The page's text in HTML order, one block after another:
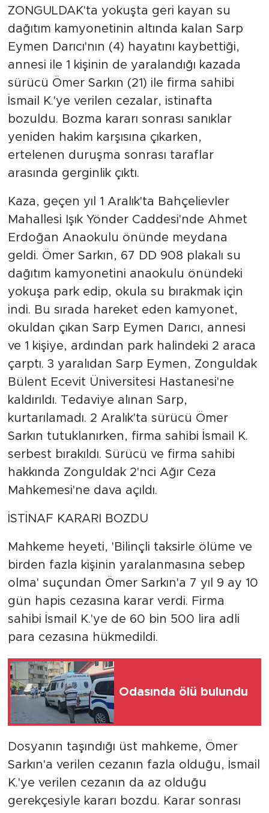
ZONGULDAK'ta yokuşta geri kayan su
dağıtım kamyonetinin altında kalan Sarp
Eymen Darıcı'nın (4) hayatını kaybettiği,
annesi ile 1 kişinin de yaralandığı kazada
sürücü Ömer Sarkın (21) ile firma sahibi
İsmail K.'ye verilen cezalar, istinafta
bozuldu. Bozma kararı sonrası sanıklar
yeniden hakim karşısına çıkarken,
ertelenen duruşma sonrası taraflar
arasında gerginlik çıktı.
Kaza, geçen yıl 1 Aralık'ta Bahçelievler
Mahallesi Işık Yönder Caddesi'nde Ahmet
Erdoğan Anaokulu önünde meydana
geldi. Ömer Sarkın, 67 DD 908 plakalı su
dağıtım kamyonetini anaokulu önündeki
yokuşa park edip, okula su bırakmak için
indi. Bu sırada hareket eden kamyonet,
okuldan çıkan Sarp Eymen Darıcı, annesi
ve 1 kişiye, ardından park halindeki 2 araca
çarptı. 3 yaralıdan Sarp Eymen, Zonguldak
Bülent Ecevit Üniversitesi Hastanesi'ne
kaldırıldı. Tedaviye alınan Sarp,
kurtarılamadı. 2 Aralık'ta sürücü Ömer
Sarkın tutuklanırken, firma sahibi İsmail K.
serbest bırakıldı. Sürücü ve firma sahibi
hakkında Zonguldak 2'nci Ağır Ceza
Mahkemesi'ne dava açıldı.
İSTİNAF KARARI BOZDU
Mahkeme heyeti, 'Bilinçli taksirle ölüme ve
birden fazla kişinin yaralanmasına sebep
olma' suçundan Ömer Sarkın'a 7 yıl 9 ay 10
gün hapis cezasına karar verdi. Firma
sahibi İsmail K.'ye de 60 bin 500 lira adli
para cezasına hükmedildi.
Odasında ölü bulundu
Dosyanın taşındığı üst mahkeme, Ömer
Sarkın'a verilen cezanın fazla olduğu, İsmail
K.'ye verilen cezanın da az olduğu
gerekçesiyle kararı bozdu. Karar sonrası